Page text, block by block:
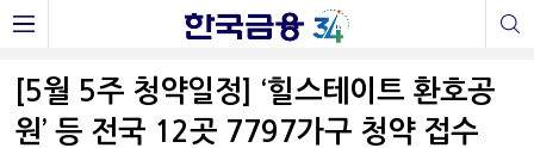
[5월 5주 청약일정] ‘힐스테이트 환호공
원’ 등 전국 12곳 7797가구 청약 접수